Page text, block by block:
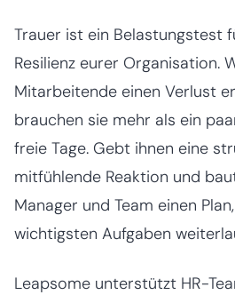
Trauer ist ein Belastungstest
Resilienz eurer Organisation.
Mitarbeitende einen Verlust
brauchen sie mehr als ein
freie Tage. Gebt ihnen eine
mitfühlende Reaktion und
Manager und Team einen
wichtigsten Aufgaben
Leapsome unterstützt HR-